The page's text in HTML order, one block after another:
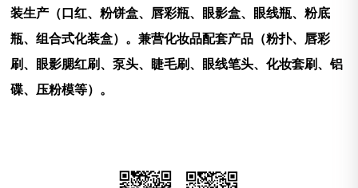
装生产（口红、粉饼盒、唇彩瓶、眼影盒、眼线瓶、粉底
瓶、组合式化装盒）。兼营化妆品配套产品（粉扑、唇彩
刷、眼影腮红刷、泵头、睫毛刷、眼线笔头、化妆套刷、铝
碟、压粉模等）。